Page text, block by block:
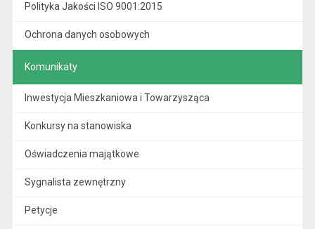
Polityka Jakości ISO 9001:2015
Ochrona danych osobowych
Komunikaty
Inwestycja Mieszkaniowa i Towarzysząca
Konkursy na stanowiska
Oświadczenia majątkowe
Sygnalista zewnętrzny
Petycje